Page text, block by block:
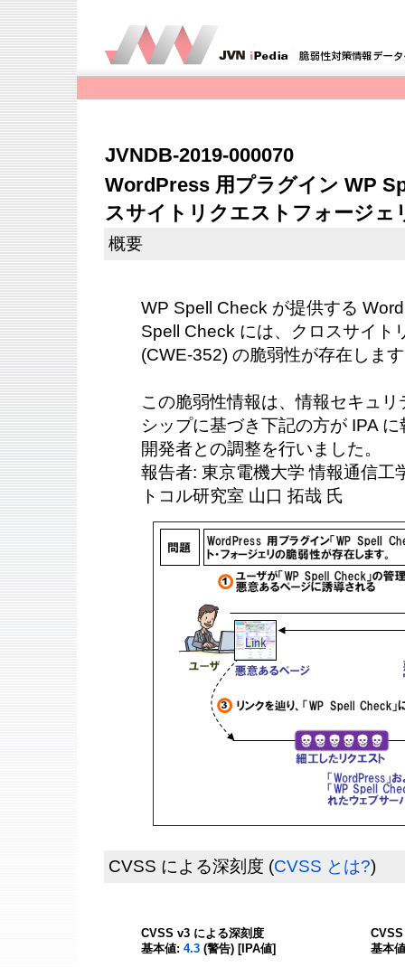
JVNDB-2019-000070
WordPress 用プラグイン WP
スサイトリクエストフォージェ
概要
WP Spell Check が提供する
Spell Check には、クロスサイト
(CWE-352) の脆弱性が存在しま
この脆弱性情報は、情報セキュ
シップに基づき下記の方が IPA
開発者との調整を行いました。
報告者: 東京電機大学 情報通信工
トコル研究室 山口 拓哉 氏
CVSS による深刻度 (CVSS とは?)
CVSS v3 による深刻度
基本値: 4.3 (警告) [IPA値]
基本